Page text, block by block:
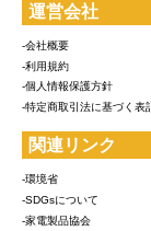
運営会社
-会社概要
-利用規約
-個人情報保護方針
-特定商取引法に基づく表
関連リンク
-環境省
-SDGsについて
-家電製品協会